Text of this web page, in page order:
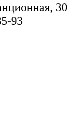
30
93